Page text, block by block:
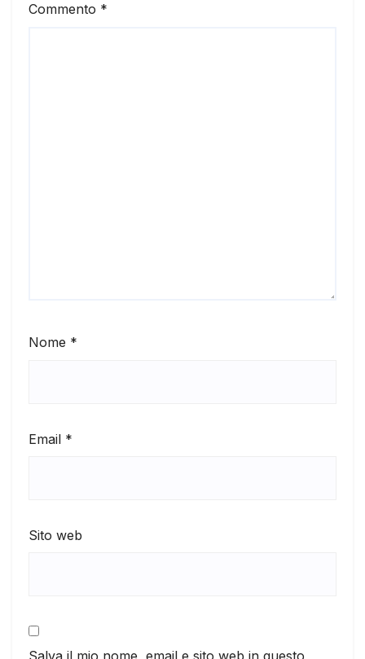
Commento *
Nome *
Email *
Sito web
Salva il mio nome, email e sito web in questo